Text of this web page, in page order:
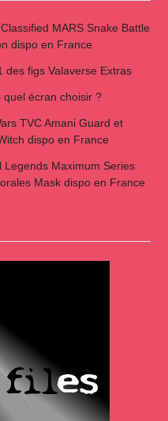
MARS Snake Battle
dispo en France
des figs Valaverse Extras
quel écran choisir ?
TVC Amani Guard et
dispo en France
Legends Maximum Series
Mask dispo en France